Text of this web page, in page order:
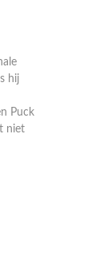
hij
Puck
niet